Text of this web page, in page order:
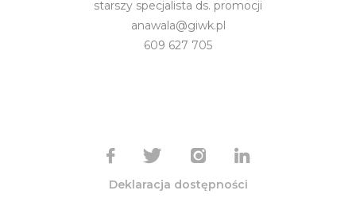
starszy specjalista ds. promocji
anawala@giwk.pl
609 627 705
Deklaracja dostępności